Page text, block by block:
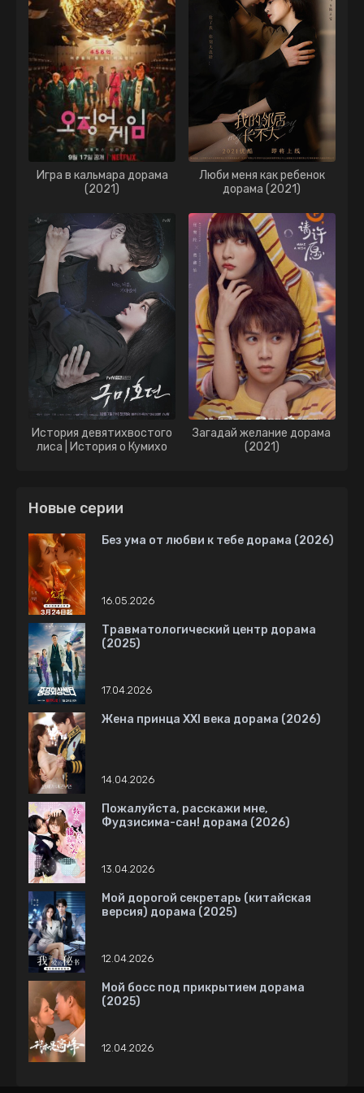
Игра в кальмара дорама
(2021)
Люби меня как ребенок
дорама (2021)
История девятихвостого
лиса | История о Кумихо
Загадай желание дорама
(2021)
Новые серии
Без ума от любви к тебе дорама (2026)
16.05.2026
Травматологический центр дорама
(2025)
17.04.2026
Жена принца XXI века дорама (2026)
14.04.2026
Пожалуйста, расскажи мне,
Фудзисима-сан! дорама (2026)
13.04.2026
Мой дорогой секретарь (китайская
версия) дорама (2025)
12.04.2026
Мой босс под прикрытием дорама
(2025)
12.04.2026